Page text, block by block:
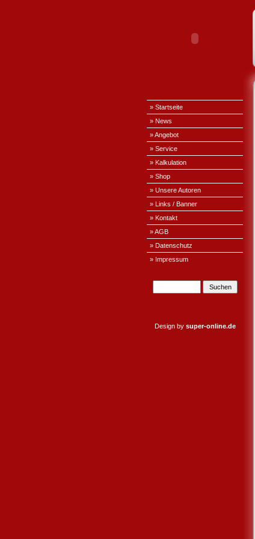
» Startseite
» News
» Angebot
» Service
» Kalkulation
» Shop
» Unsere Autoren
» Links / Banner
» Kontakt
» AGB
» Datenschutz
» Impressum
Design by super-online.de